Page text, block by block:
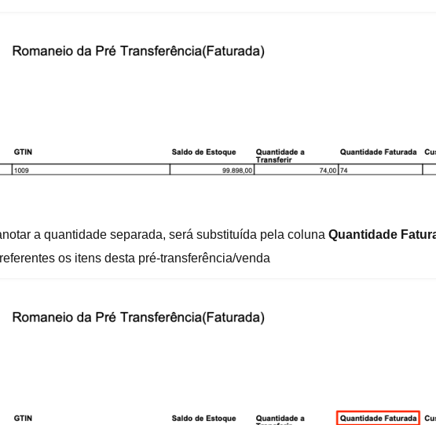
a quantidade separada, será substituída pela coluna Quantidade
os itens desta pré-transferência/venda